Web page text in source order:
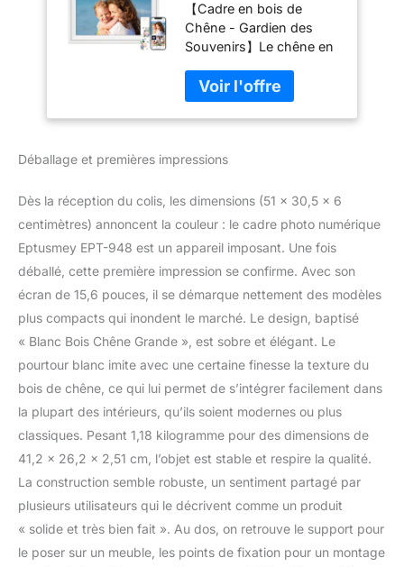
Bois Chêne Photo
Éélectronique 32
GB Ecran Tactile
IPS HD 1920x1080
pour Partager
Photos et Vidéos
【Cadre en bois de
Chêne - Gardien des
Souvenirs】Le chêne en
force, la sagesse et
l'amour éternel. Bien plus
qu'un simple cadre, il est
souvenirs”. Chaque
soigneusement fabriqué
et poli à la main, mettant
en valeur des motifs de
grain de bois à la fois
clairs et distincts.
Associé à un passe-
partout blanc et conçu
pour l'affichage de
photos, il offre une
sensation de haut de
gamme et de texture
magnifique décoration
pour la chambre, le
salon, le bureau ou tout
autre espace, rehaussant
globale. 【Cadeaux
Significatifs pour Tous】
Déballage et premières impressions
Dès la réception du colis, les dimensions (51 x 30,5 x 6
centimètres) annoncent la couleur : le cadre photo numérique
Eptusmey EPT-948 est un appareil imposant. Une fois
déballé, cette première impression se confirme. Avec son
écran de 15,6 pouces, il se démarque nettement des modèles
plus compacts qui inondent le marché. Le design, baptisé
« Blanc Bois Chêne Grande », est sobre et élégant. Le
pourtour blanc imite avec une certaine finesse la texture du
bois de chêne, ce qui lui permet de s’intégrer facilement dans
la plupart des intérieurs, qu’ils soient modernes ou plus
classiques. Pesant 1,18 kilogramme pour des dimensions de
41,2 x 26,2 x 2,51 cm, l’objet est stable et respire la qualité.
La construction semble robuste, un sentiment partagé par
plusieurs utilisateurs qui le décrivent comme un produit
« solide et très bien fait ». Au dos, on retrouve le support pour
le poser sur un meuble, les points de fixation pour un montage